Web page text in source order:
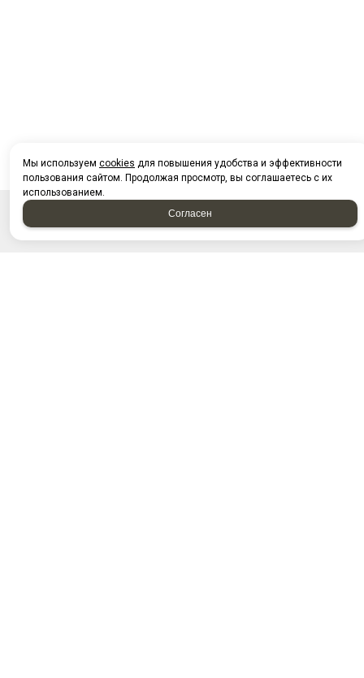
НАПИСАТЬ НАМ
Мы используем cookies для повышения удобства и эффективности
пользования сайтом. Продолжая просмотр, вы соглашаетесь с их
использованием.
Согласен